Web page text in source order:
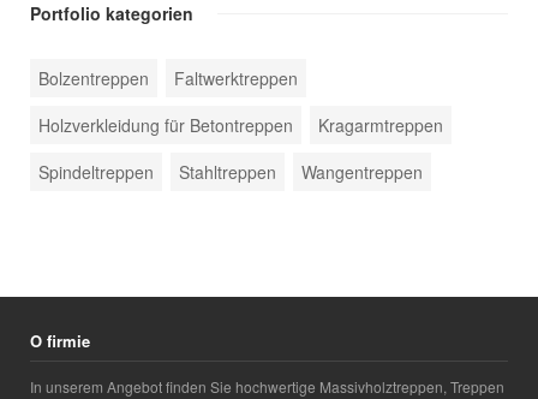
Portfolio kategorien
Bolzentreppen
Faltwerktreppen
Holzverkleidung für Betontreppen
Kragarmtreppen
Spindeltreppen
Stahltreppen Wangentreppen
O firmie
In unserem Angebot finden Sie hochwertige Massivholztreppen, Treppen